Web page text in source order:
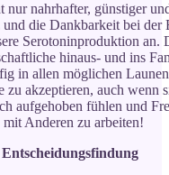
nur nahrhafter, günstiger
die Dankbarkeit bei
Serotoninproduktion
hinaus- und ins
in allen möglichen
zu akzeptieren, auch wenn
aufgehoben fühlen und
Anderen zu arbeiten!